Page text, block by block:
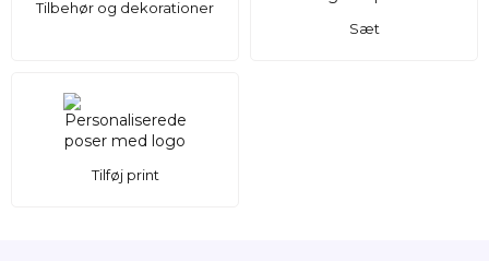
Tilbehør og dekorationer
Sæt
Tilføj print